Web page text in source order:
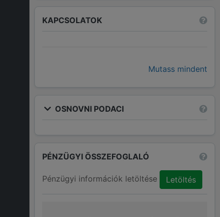
KAPCSOLATOK
Mutass mindent
OSNOVNI PODACI
PÉNZÜGYI ÖSSZEFOGLALÓ
Pénzügyi információk letöltése Letöltés